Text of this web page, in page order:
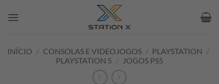
INÍCIO / CONSOLAS E VIDEOJOGOS / PLAYSTATION /
PLAYSTATION 5 / JOGOS PS5